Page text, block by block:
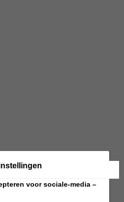
voor sociale-media –